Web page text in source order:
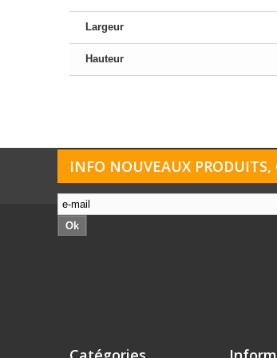
Largeur
Hauteur
INFO NOUVEAUX PRODUITS,
Ok